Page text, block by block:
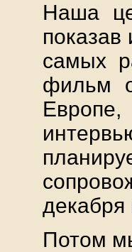
Наша
показав
самых
фильм
декабря
Потом